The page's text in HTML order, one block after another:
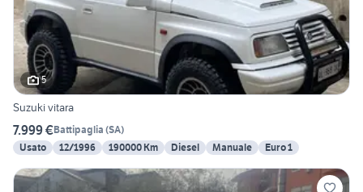
5
Suzuki vitara
7.999 €Battipaglia (SA)
Usato
12/1996 190000 Km Diesel Manuale Euro 1